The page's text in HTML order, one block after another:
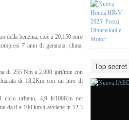
della benzina, cioè a 20.150 euro
7 anni di garanzia, clima,
di 255 Nm a 2.000 giri/min con
di 18,2Km con un litro di
ciclo urbano, 4,9 lt/100Km nel
da 0 a 100 km/h avviene in 12,3
Top secret